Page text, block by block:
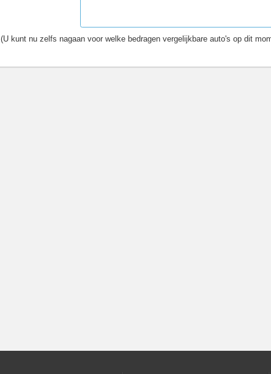
(U kunt nu zelfs nagaan voor welke bedragen vergelijkbare auto's op dit